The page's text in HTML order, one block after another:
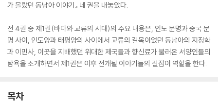
가 몰랐던 동남아 이야기』 네 권을 내놓았다.
전 4권 중 제1권(바다와 교류의 시대)의 주요 내용은, 인도 문명과 중국 문
명 사이, 인도양과 태평양의 사이에서 교류의 길목이었던 동남아의 지정학
과 이민사, 이곳을 지배했던 위대한 제국들과 향신료가 불러온 서양인들의
탐욕을 소개하면서 제1권은 이후 전개될 이야기들의 길잡이 역할을 한다.
목차